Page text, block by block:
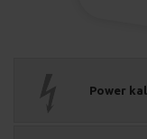
Power